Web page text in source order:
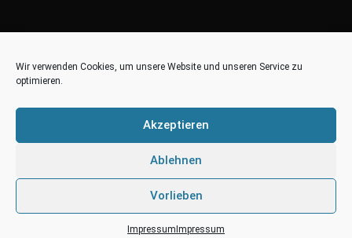
Wir verwenden Cookies, um unsere Website und unseren Service zu
optimieren.
Akzeptieren
Ablehnen
Vorlieben
ImpressumImpressum